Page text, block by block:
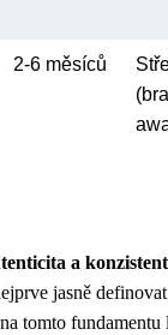
2-6 měsíců
a
jasně
tomto fundamentu